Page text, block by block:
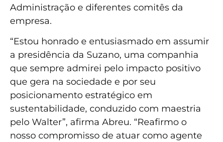
Administração e diferentes comitês da
empresa.
“Estou honrado e entusiasmado em assumir
a presidência da Suzano, uma companhia
que sempre admirei pelo impacto positivo
que gera na sociedade e por seu
posicionamento estratégico em
sustentabilidade, conduzido com maestria
pelo Walter”, afirma Abreu. “Reafirmo o
nosso compromisso de atuar como agente